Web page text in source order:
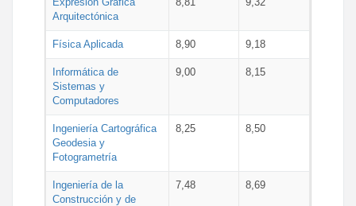
Arquitectónica
Física Aplicada 8,90 9,18
Informática de
Sistemas y
Computadores
9,00 8,15
Ingeniería Cartográfica
Geodesia y
Fotogrametría
8,25 8,50
Ingeniería de la
Construcción y de
7,48 8,69